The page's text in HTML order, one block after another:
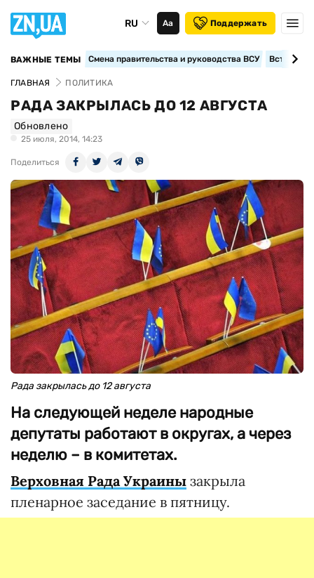
RU Аа Поддержать
ВАЖНЫЕ ТЕМЫ Смена правительства и руководства ВСУ
ГЛАВНАЯ ПОЛИТИКА
РАДА ЗАКРЫЛАСЬ ДО 12 АВГУСТА
Обновлено
25 июля, 2014, 14:23
Поделиться
Рада закрылась до 12 августа
На следующей неделе народные
депутаты работают в округах, а через
неделю – в комитетах.
Верховная Рада Украины закрыла
пленарное заседание в пятницу.